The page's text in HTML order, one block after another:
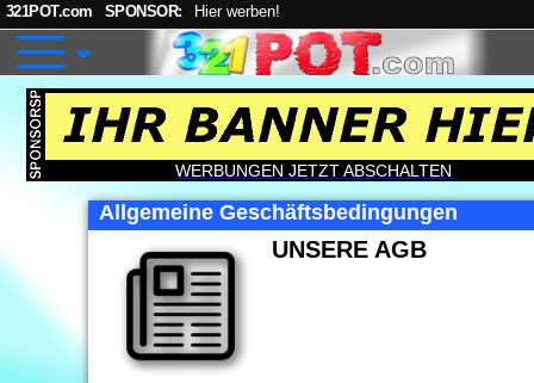
321POT.com SPONSOR: Hier werben!
WERBUNGEN JETZT ABSCHALTEN
Allgemeine Geschäftsbedingungen
UNSERE AGB